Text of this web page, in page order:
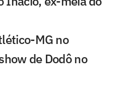
MG no
de Dodô no